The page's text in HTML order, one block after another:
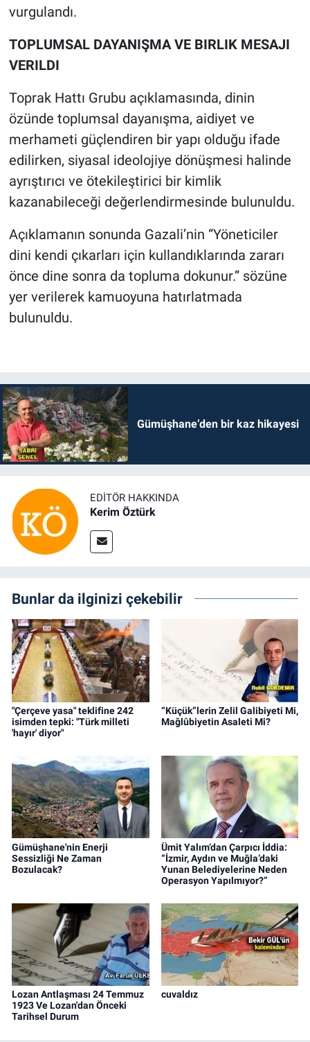
vurgulandı.
TOPLUMSAL DAYANIŞMA VE BIRLIK MESAJI
VERILDI
Toprak Hattı Grubu açıklamasında, dinin
özünde toplumsal dayanışma, aidiyet ve
merhameti güçlendiren bir yapı olduğu ifade
edilirken, siyasal ideolojiye dönüşmesi halinde
ayrıştırıcı ve ötekileştirici bir kimlik
kazanabileceği değerlendirmesinde bulunuldu.
Açıklamanın sonunda Gazali’nin “Yöneticiler
dini kendi çıkarları için kullandıklarında zararı
önce dine sonra da topluma dokunur.” sözüne
yer verilerek kamuoyuna hatırlatmada
bulunuldu.
Gümüşhane’den bir kaz hikayesi
EDITÖR HAKKINDA
Kerim Öztürk
Bunlar da ilginizi çekebilir
"Çerçeve yasa" teklifine 242
isimden tepki: "Türk milleti
'hayır' diyor"
“Küçük”lerin Zelil Galibiyeti Mi,
Mağlûbiyetin Asaleti Mi?
Gümüşhane'nin Enerji
Sessizliği Ne Zaman
Bozulacak?
Ümit Yalım’dan Çarpıcı İddia:
“İzmir, Aydın ve Muğla’daki
Yunan Belediyelerine Neden
Operasyon Yapılmıyor?”
Lozan Antlaşması 24 Temmuz
1923 Ve Lozan'dan Önceki
Tarihsel Durum
cuvaldız